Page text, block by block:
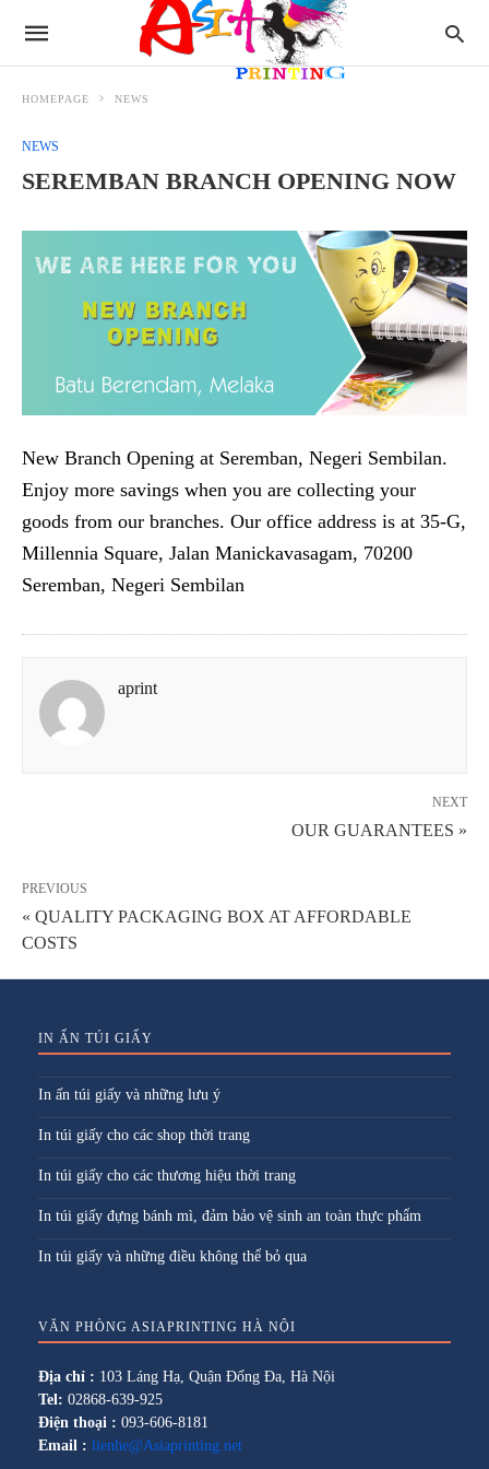
HOMEPAGE NEWS
NEWS
SEREMBAN BRANCH OPENING NOW
New Branch Opening at Seremban, Negeri Sembilan.
Enjoy more savings when you are collecting your
goods from our branches. Our office address is at 35-G,
Millennia Square, Jalan Manickavasagam, 70200
Seremban, Negeri Sembilan
aprint
NEXT
OUR GUARANTEES »
PREVIOUS
« QUALITY PACKAGING BOX AT AFFORDABLE
COSTS
IN ẤN TÚI GIẤY
In ấn túi giấy và những lưu ý
In túi giấy cho các shop thời trang
In túi giấy cho các thương hiệu thời trang
In túi giấy đựng bánh mì, đảm bảo vệ sinh an toàn thực phẩm
In túi giấy và những điều không thể bỏ qua
VĂN PHÒNG ASIAPRINTING HÀ NỘI
Địa chỉ : 103 Láng Hạ, Quận Đống Đa, Hà Nội
Tel: 02868-639-925
Điện thoại : 093-606-8181
Email : lienhe@Asiaprinting.net